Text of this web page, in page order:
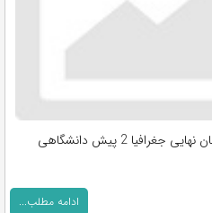
دانلود سوالات و پاسخ تشریحی امتحان نهایی جغرافیا 2 پیش دانشگاهی
ادامه مطلب...